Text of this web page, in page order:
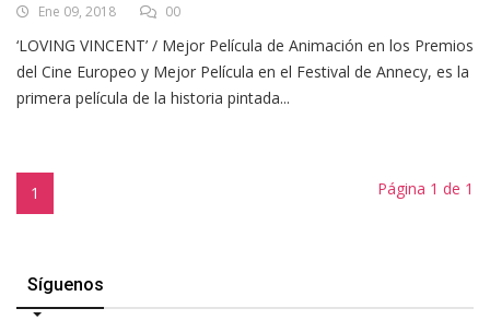
Ene 09, 2018 00
‘LOVING VINCENT’ / Mejor Película de Animación en los Premios
del Cine Europeo y Mejor Película en el Festival de Annecy, es la
primera película de la historia pintada...
1 Página 1 de 1
Síguenos